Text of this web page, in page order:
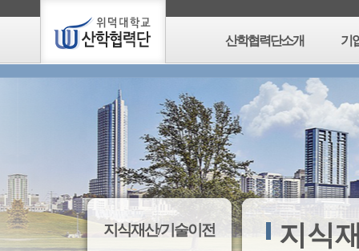
산학협력단소개 기
지식재산/기술이전 지식